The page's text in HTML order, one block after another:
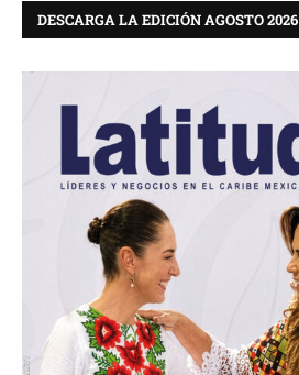
DESCARGA LA EDICIÓN AGOSTO 2026